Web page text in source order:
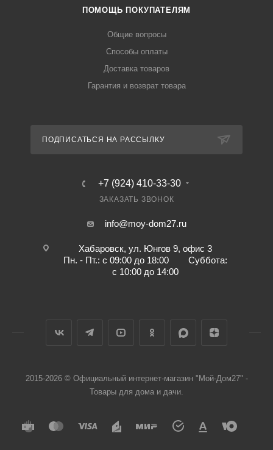
ПОМОЩЬ ПОКУПАТЕЛЯМ
Общие вопросы
Способы оплаты
Доставка товаров
Гарантия и возврат товара
ПОДПИСАТЬСЯ НА РАССЫЛКУ
+7 (924) 410-33-30
ЗАКАЗАТЬ ЗВОНОК
info@moy-dom27.ru
Хабаровск, ул. Юнгов 9, офис 3
Пн. - Пт.: с 09:00 до 18:00 Суббота:
с 10:00 до 14:00
2015-2026 © Официальный интернет-магазин "Мой-Дом27" -
Товары для дома и дачи.